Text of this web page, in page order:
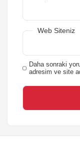
Web Siteniz
Daha sonraki
adresim ve site